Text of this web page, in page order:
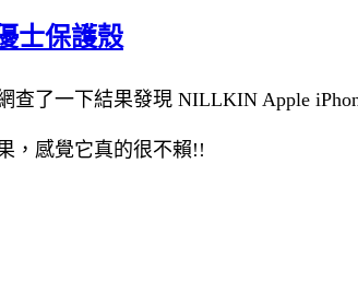
士保護殼
了一下結果發現 NILLKIN Apple
，感覺它真的很不賴!!